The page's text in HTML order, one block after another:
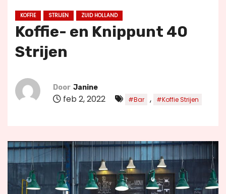
KOFFIE STRIJEN ZUID HOLLAND
Koffie- en Knippunt 40
Strijen
Door Janine
feb 2, 2022 #Bar , #Koffie Strijen